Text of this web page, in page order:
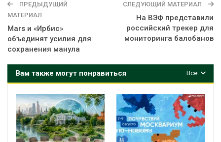
ПРЕДЫДУЩИЙ
МАТЕРИАЛ
Mars и «Ирбис»
объединят усилия для
сохранения манула
СЛЕДУЮЩИЙ МАТЕРИАЛ
На ВЭФ представили
российский трекер для
мониторинга балобанов
Все
Вам также могут понравиться